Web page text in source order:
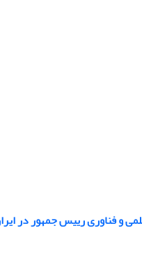
و فناوری رییس جمهور در